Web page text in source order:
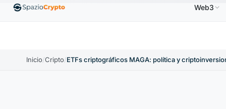
↑1.10% EthereumETH 0,9991 US$↑0.00%
Web3
Inicio/Cripto/ETFs criptográficos MAGA: política y